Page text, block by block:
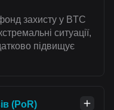
захисту у BTC
ситуації,
підвищує
(PoR)